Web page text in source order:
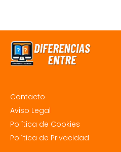
Contacto
Aviso Legal
Política de Cookies
Política de Privacidad